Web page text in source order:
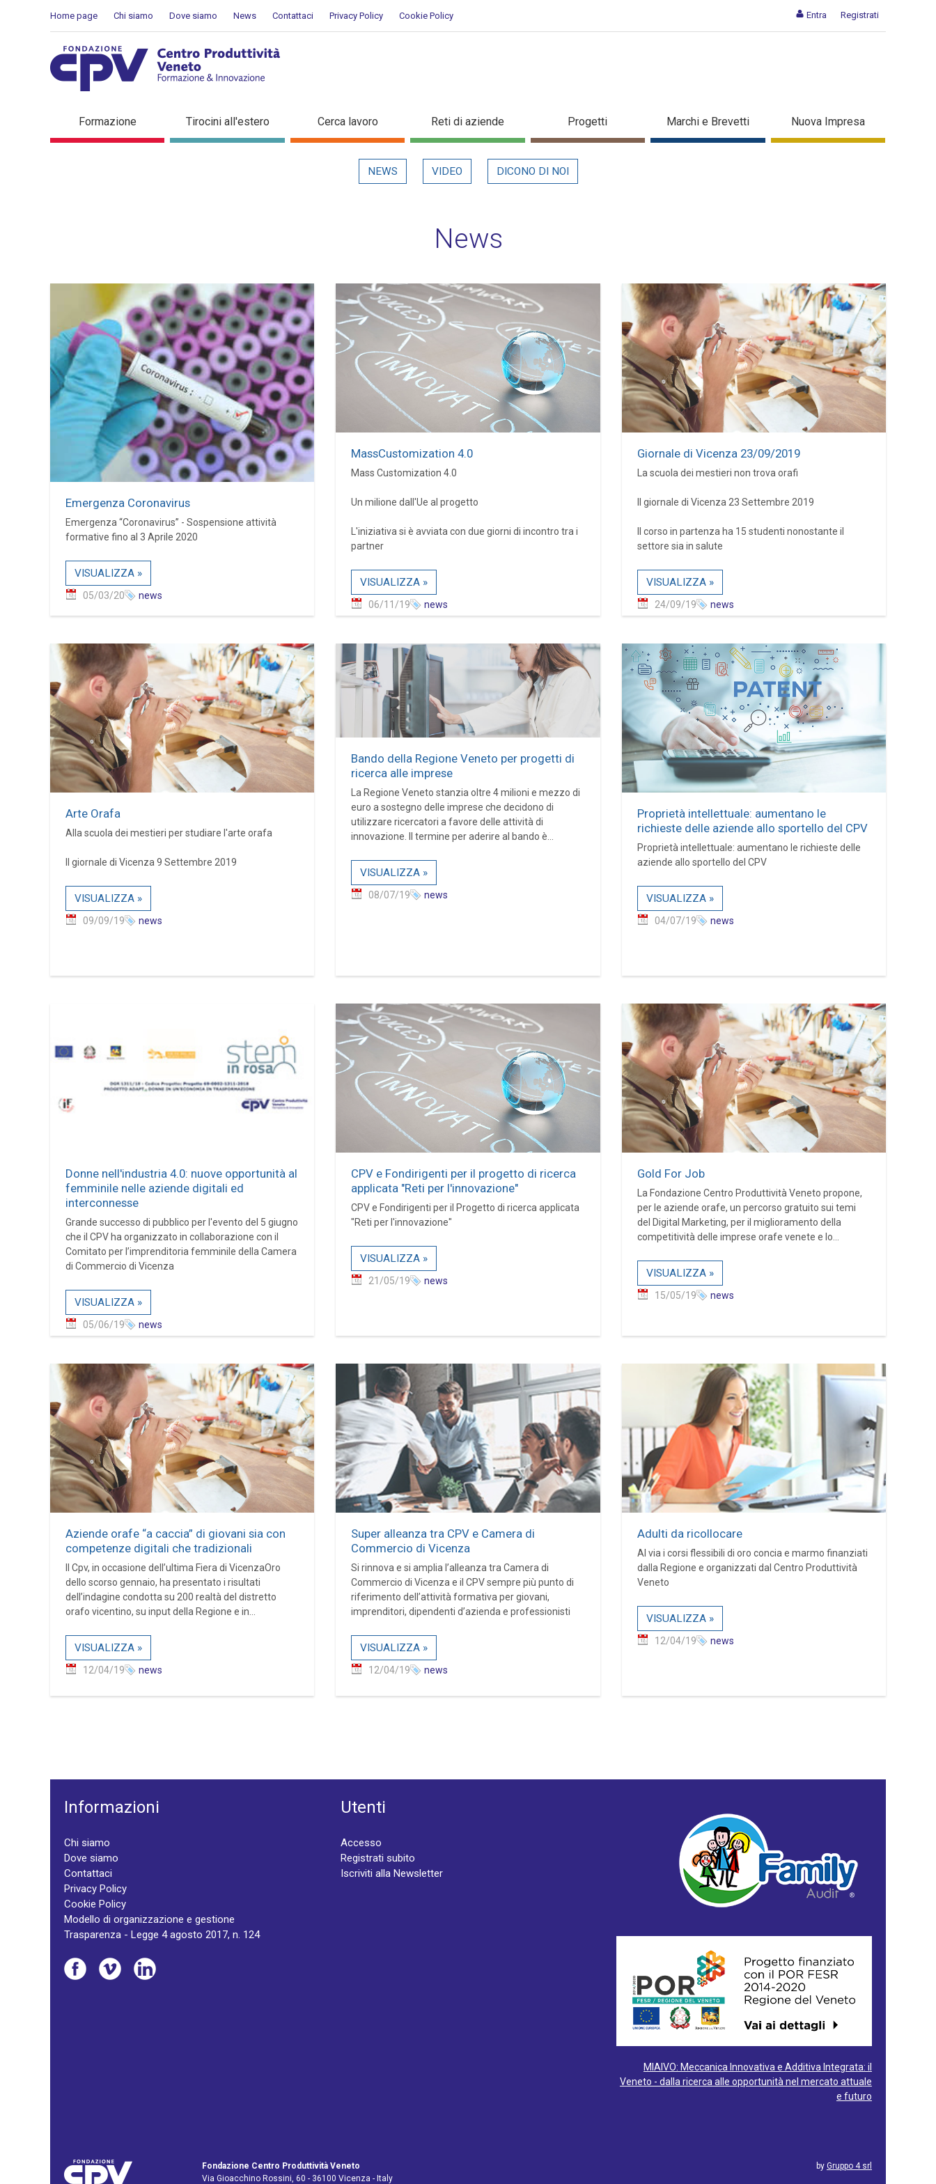
Entra Registrati
Home page Chi siamo Dove siamo News Contattaci Privacy Policy Cookie Policy
Dettaglio in evidenza
Formazione Tirocini all'estero Cerca lavoro Reti di aziende Progetti Marchi e Brevetti Nuova Impresa
NEWS VIDEO DICONO DI NOI
News
Emergenza Coronavirus
Emergenza “Coronavirus” - Sospensione attività
formative fino al 3 Aprile 2020
VISUALIZZA »
05/03/20 news
MassCustomization 4.0
Mass Customization 4.0
Un milione dall'Ue al progetto
L'iniziativa si è avviata con due giorni di incontro tra i
partner
VISUALIZZA »
06/11/19 news
Giornale di Vicenza 23/09/2019
La scuola dei mestieri non trova orafi
Il giornale di Vicenza 23 Settembre 2019
Il corso in partenza ha 15 studenti nonostante il
settore sia in salute
VISUALIZZA »
24/09/19 news
Arte Orafa
Alla scuola dei mestieri per studiare l'arte orafa
Il giornale di Vicenza 9 Settembre 2019
VISUALIZZA »
09/09/19 news
Bando della Regione Veneto per progetti di
ricerca alle imprese
La Regione Veneto stanzia oltre 4 milioni e mezzo di
euro a sostegno delle imprese che decidono di
utilizzare ricercatori a favore delle attività di
innovazione. Il termine per aderire al bando è...
VISUALIZZA »
08/07/19 news
Proprietà intellettuale: aumentano le
richieste delle aziende allo sportello del CPV
Proprietà intellettuale: aumentano le richieste delle
aziende allo sportello del CPV
VISUALIZZA »
04/07/19 news
Donne nell'industria 4.0: nuove opportunità al
femminile nelle aziende digitali ed
interconnesse
Grande successo di pubblico per l'evento del 5 giugno
che il CPV ha organizzato in collaborazione con il
Comitato per l’imprenditoria femminile della Camera
di Commercio di Vicenza
VISUALIZZA »
05/06/19 news
CPV e Fondirigenti per il progetto di ricerca
applicata "Reti per l'innovazione"
CPV e Fondirigenti per il Progetto di ricerca applicata
"Reti per l'innovazione"
VISUALIZZA »
21/05/19 news
Gold For Job
La Fondazione Centro Produttività Veneto propone,
per le aziende orafe, un percorso gratuito sui temi
del Digital Marketing, per il miglioramento della
competitività delle imprese orafe venete e lo...
VISUALIZZA »
15/05/19 news
Aziende orafe “a caccia” di giovani sia con
competenze digitali che tradizionali
Il Cpv, in occasione dell’ultima Fiera di VicenzaOro
dello scorso gennaio, ha presentato i risultati
dell’indagine condotta su 200 realtà del distretto
orafo vicentino, su input della Regione e in...
VISUALIZZA »
12/04/19 news
Super alleanza tra CPV e Camera di
Commercio di Vicenza
Si rinnova e si amplia l’alleanza tra Camera di
Commercio di Vicenza e il CPV sempre più punto di
riferimento dell’attività formativa per giovani,
imprenditori, dipendenti d’azienda e professionisti
VISUALIZZA »
12/04/19 news
Adulti da ricollocare
Al via i corsi flessibili di oro concia e marmo finanziati
dalla Regione e organizzati dal Centro Produttività
Veneto
VISUALIZZA »
12/04/19 news
Informazioni
Chi siamo
Dove siamo
Contattaci
Privacy Policy
Cookie Policy
Modello di organizzazione e gestione
Trasparenza - Legge 4 agosto 2017, n. 124
Utenti
Accesso
Registrati subito
Iscriviti alla Newsletter
MIAIVO: Meccanica Innovativa e Additiva Integrata: il
Veneto - dalla ricerca alle opportunità nel mercato attuale
e futuro
Fondazione Centro Produttività Veneto
Via Gioacchino Rossini, 60 - 36100 Vicenza - Italy
by Gruppo 4 srl